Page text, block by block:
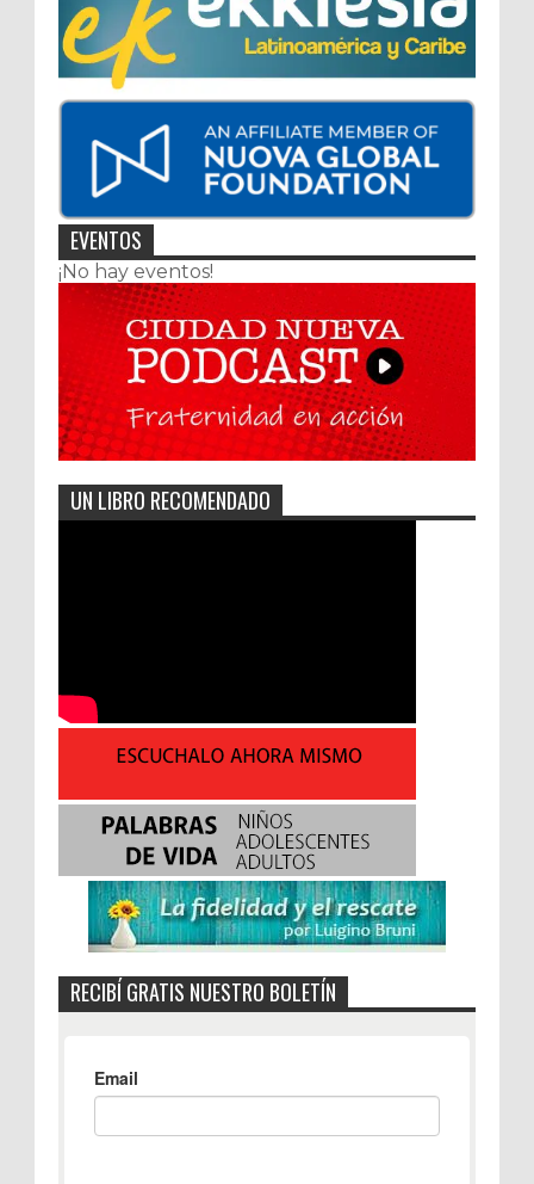
EVENTOS
¡No hay eventos!
UN LIBRO RECOMENDADO
RECIBÍ GRATIS NUESTRO BOLETÍN